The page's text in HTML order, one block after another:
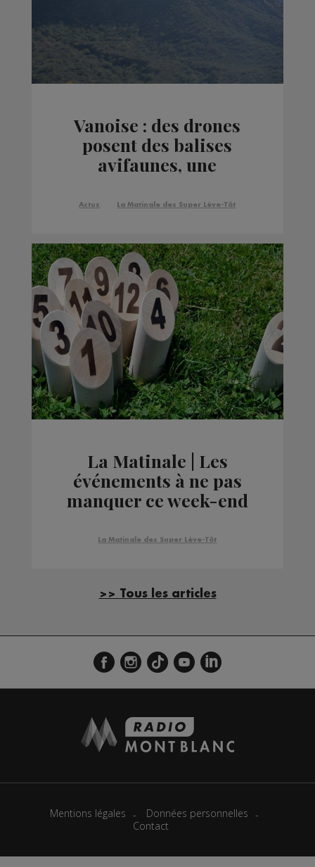
Vanoise : des drones
posent des balises
avifaunes, une
Actus La Matinale des Super Lève-Tôt
La Matinale | Les
événements à ne pas
manquer ce week-end
La Matinale des Super Lève-Tôt
>> Tous les articles
Mentions légales
Données personnelles
Contact